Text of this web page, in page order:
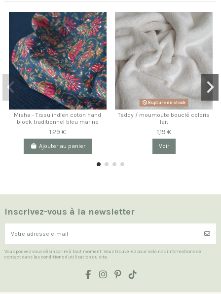
Misha - Tissu indien coton hand
block traditionnel bleu marine
1,29 €
Ajouter au panier
Rupture de stock
Teddy / moumoute bouclé coloris
lait
1,19 €
Voir
Inscrivez-vous à la newsletter
Vous pouvez vous désinscrire à tout moment. Vous trouverez pour cela nos informations de
contact dans les conditions d'utilisation du site.